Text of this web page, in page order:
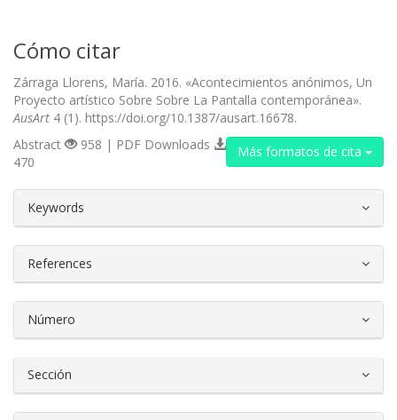
Cómo citar
Zárraga Llorens, María. 2016. «Acontecimientos anónimos, Un
Proyecto artístico Sobre Sobre La Pantalla contemporánea».
AusArt 4 (1). https://doi.org/10.1387/ausart.16678.
Más formatos de cita
Abstract
958 | PDF Downloads
470
Keywords
References
Número
Sección